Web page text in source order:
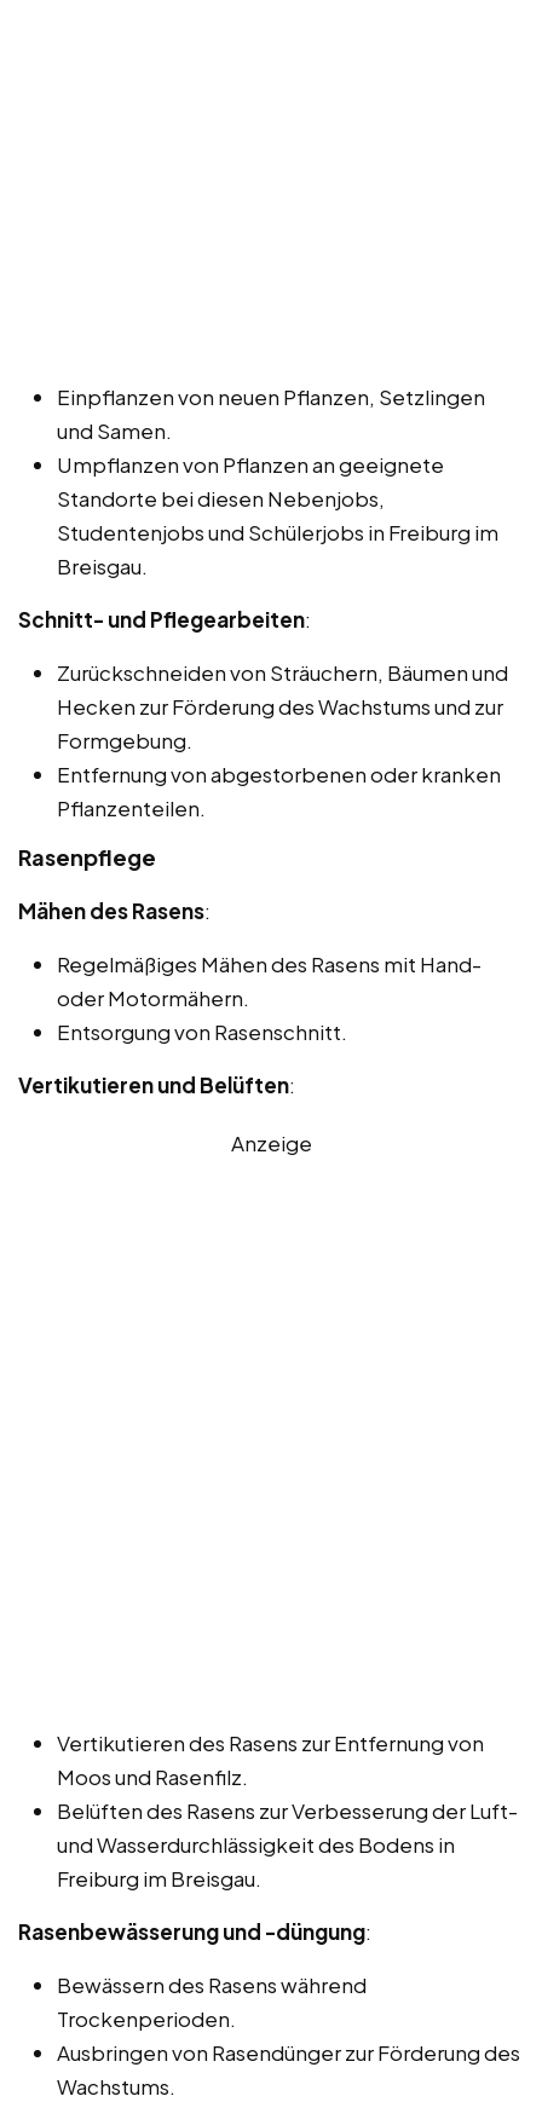
Einpflanzen von neuen Pflanzen, Setzlingen
und Samen.
Umpflanzen von Pflanzen an geeignete
Standorte bei diesen Nebenjobs,
Studentenjobs und Schülerjobs in Freiburg im
Breisgau.
Schnitt- und Pflegearbeiten:
Zurückschneiden von Sträuchern, Bäumen und
Hecken zur Förderung des Wachstums und zur
Formgebung.
Entfernung von abgestorbenen oder kranken
Pflanzenteilen.
Rasenpflege
Mähen des Rasens:
Regelmäßiges Mähen des Rasens mit Hand-
oder Motormähern.
Entsorgung von Rasenschnitt.
Vertikutieren und Belüften:
Anzeige
Vertikutieren des Rasens zur Entfernung von
Moos und Rasenfilz.
Belüften des Rasens zur Verbesserung der Luft-
und Wasserdurchlässigkeit des Bodens in
Freiburg im Breisgau.
Rasenbewässerung und -düngung:
Bewässern des Rasens während
Trockenperioden.
Ausbringen von Rasendünger zur Förderung des
Wachstums.